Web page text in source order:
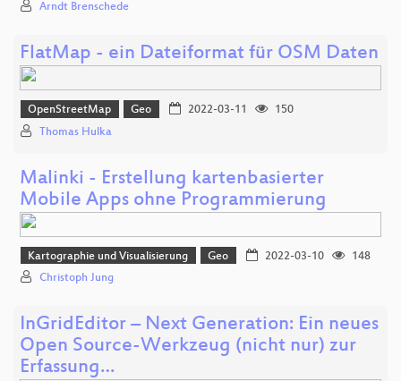
Arndt Brenschede
FlatMap - ein Dateiformat für OSM Daten
OpenStreetMap Geo 2022-03-11
150
Thomas Hulka
Malinki - Erstellung kartenbasierter
Mobile Apps ohne Programmierung
Kartographie und Visualisierung Geo 2022-03-10
148
Christoph Jung
InGridEditor – Next Generation: Ein neues
Open Source-Werkzeug (nicht nur) zur
Erfassung…